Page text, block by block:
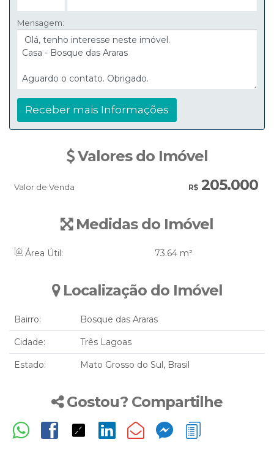
Mensagem:
Valores do Imóvel
R$205.000
Valor de Venda
Medidas do Imóvel
Área Útil: 73.64 m²
Localização do Imóvel
Bairro: Bosque das Araras
Cidade: Três Lagoas
Estado: Mato Grosso do Sul, Brasil
Gostou? Compartilhe